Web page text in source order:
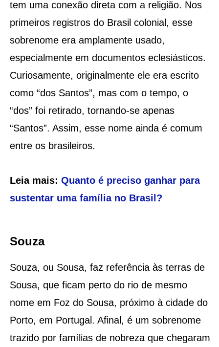
tem uma conexão direta com a religião. Nos
primeiros registros do Brasil colonial, esse
sobrenome era amplamente usado,
especialmente em documentos eclesiásticos.
Curiosamente, originalmente ele era escrito
como “dos Santos”, mas com o tempo, o
“dos” foi retirado, tornando-se apenas
“Santos”. Assim, esse nome ainda é comum
entre os brasileiros.
Leia mais: Quanto é preciso ganhar para
sustentar uma família no Brasil?
Souza
Souza, ou Sousa, faz referência às terras de
Sousa, que ficam perto do rio de mesmo
nome em Foz do Sousa, próximo à cidade do
Porto, em Portugal. Afinal, é um sobrenome
trazido por famílias de nobreza que chegaram